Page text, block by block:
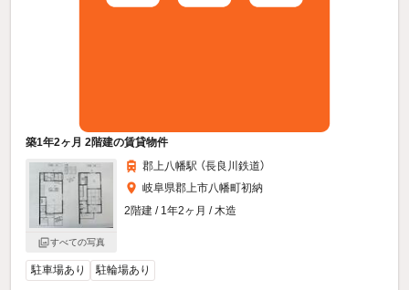
築1年2ヶ月 2階建の賃貸物件
すべての写真
郡上八幡駅 （長良川鉄道）
岐阜県郡上市八幡町初納
2階建 / 1年2ヶ月 / 木造
駐車場あり 駐輪場あり